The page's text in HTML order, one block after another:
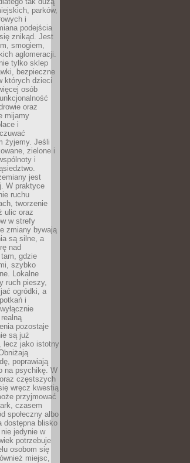
parków,
i
podejścia
znikąd. Jest
smogiem,
aglomeracji.
tylko sklep
bezpieczne
których dzieci
osób
oraz
mijamy
i
żyjemy. Jeśli
zielone i
i
jest
W praktyce
ruchu
tworzenie
ulic oraz
w strefy
zmiany bywają
są silne, a
nad
gdzie
szybko
Lokalne
ruch pieszy,
ogródki, a
i
pozostaje
są już
lecz jako istotny
poprawiają
na psychikę. W
częstszych
wręcz kwestią
przyjmować
czasem
społeczny albo
dostępna blisko
jedynie w
potrzebuje
osobom się
miejsc,